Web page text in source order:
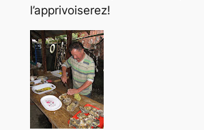
l’apprivoiserez!